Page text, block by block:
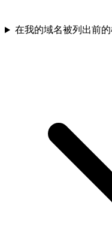
在我的域名被列出前